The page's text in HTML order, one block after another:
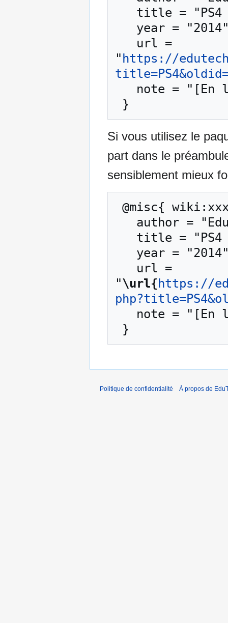
" https://
Si vous utilisez le
part dans le
sensiblement mieux
"\url{https://
Politique de confidentialité À propos de